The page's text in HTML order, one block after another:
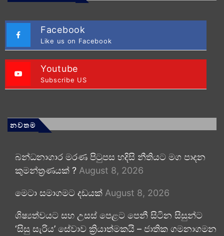
Facebook
Like us on Facebook
Youtube
Subscribe US
නවතම
බන්ධනාගාර මරණ පිටුපස හදිසි නීතියට මග පාදන
කුමන්ත්‍රණයක් ? August 8, 2026
මෙටා සමාගමට දඩයක් August 8, 2026
ශිෂ්‍යත්වයට සහ උසස් පෙළට පෙනී සිටින සිසුන්ට
‘සිසු සැරිය’ සේවාව ක්‍රියාත්මකයි – ජාතික ගමනාගමන